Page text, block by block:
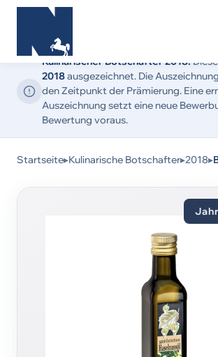
Kulinarischer Botschafter 2018:
2018ausgezeichnet. Die
den Zeitpunkt der Prämierung. Eine
Auszeichnung setzt eine neue
Bewertung voraus.
Startseite▸Kulinarische Botschafter▸2018▸